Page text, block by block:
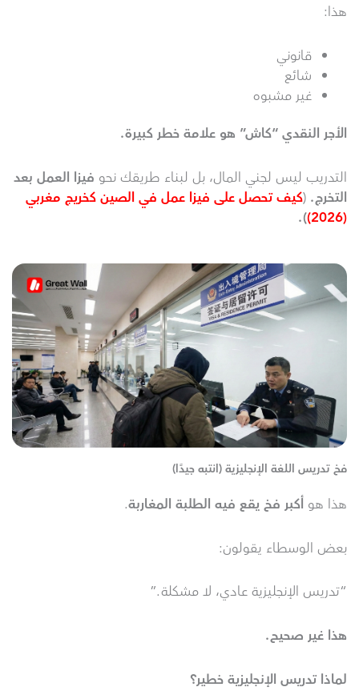
هذا:
قانوني
شائع
غير مشبوه
الأجر النقدي “كاش” هو علامة خطر كبيرة.
التدريب ليس لجني المال، بل لبناء طريقك نحو فيزا العمل بعد
التخرج. (كيف تحصل على فيزا عمل في الصين كخريج مغربي
(2026)
).
فخ تدريس اللغة الإنجليزية (انتبه جيدًا)
هذا هو أكبر فخ يقع فيه الطلبة المغاربة.
بعض الوسطاء يقولون:
“تدريس الإنجليزية عادي، لا مشكلة.”
هذا غير صحيح.
لماذا تدريس الإنجليزية خطير؟